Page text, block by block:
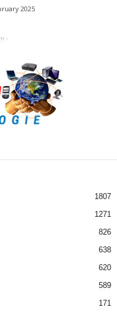
2025
-
1807
1271
826
638
620
589
171